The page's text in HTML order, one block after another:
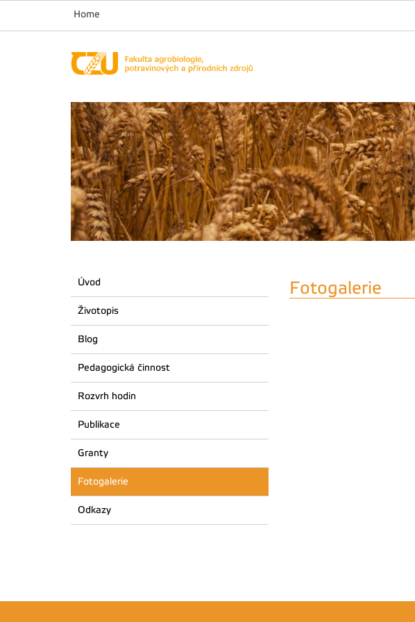
Home
Úvod
Životopis
Blog
Pedagogická činnost
Rozvrh hodin
Publikace
Granty
Fotogalerie
Odkazy
Fotogalerie